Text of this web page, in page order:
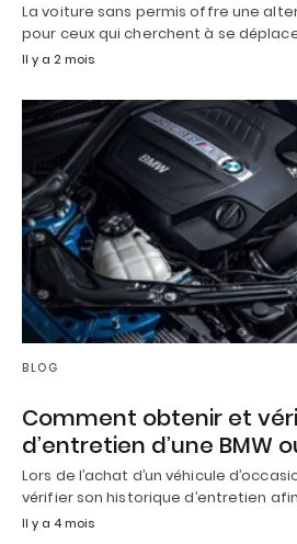
La voiture sans permis offre une
pour ceux qui cherchent à se
Il y a 2 mois
BLOG
Comment obtenir et
d’entretien d’une BMW
Lors de l’achat d’un véhicule
vérifier son historique d’entretien
Il y a 4 mois